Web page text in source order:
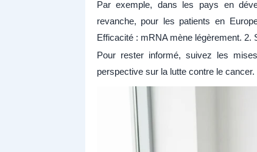
Par exemple, dans les pays en
revanche, pour les patients en
Efficacité : mRNA mène légèrement. 2.
Pour rester informé, suivez les
perspective sur la lutte contre le cancer.